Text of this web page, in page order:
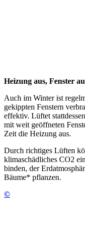
Heizung aus, Fenster
Auch im Winter ist
gekippten Fenstern
effektiv. Lüftet
mit weit geöffneten
Zeit die Heizung aus.
Durch richtiges Lüften
klimaschädliches CO2
binden, der
Bäume* pflanzen.
©